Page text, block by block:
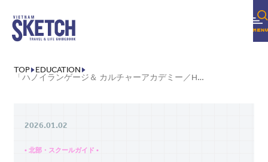
TOP EDUCATION
「ハノイランゲージ＆ カルチャーアカデミー／HANOI LANGUAGE & CULTURE ACADEMY」
2026.01.02
• 北部・スクールガイド •